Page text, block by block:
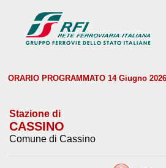
ORARIO PROGRAMMATO 14 Giugno
Stazione di
CASSINO
Comune di Cassino